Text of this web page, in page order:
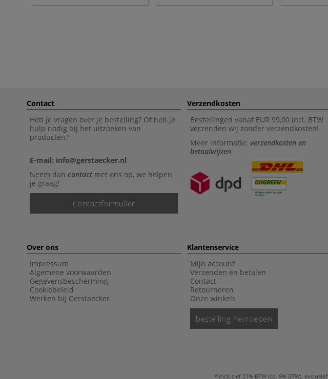
Contact
Heb je vragen over je bestelling? Of heb je
hulp nodig bij het uitzoeken van
producten?
E-mail: info@gerstaecker.nl
Neem dan contactmet ons op, we helpen
je graag!
Contactformulier
Verzendkosten
Bestellingen vanaf EUR 99,00 incl. BTW
verzenden wij zonder verzendkosten!
Meer informatie: verzendkosten en
betaalwijzen
Over ons
Impressum
Algemene voorwaarden
Gegevensbescherming
Cookiebeleid
Werken bij Gerstaecker
Klantenservice
Mijn account
Verzenden en betalen
Contact
Retourneren
Onze winkels
bestelling herroepen
inclusief 21% BTW (cq. 9% BTW), exclusief